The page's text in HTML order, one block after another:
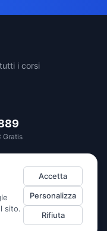
i corsi
Gratis
Monte Santo 1/3, 20124
Preferenze cookie
sito.
Accetta
Personalizza
Rifiuta